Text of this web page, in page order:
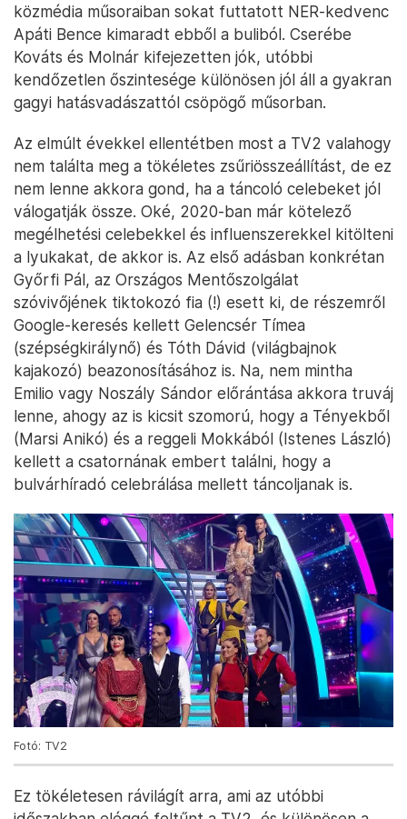
közmédia műsoraiban sokat futtatott NER-kedvenc
Apáti Bence kimaradt ebből a buliból. Cserébe
Kováts és Molnár kifejezetten jók, utóbbi
kendőzetlen őszintesége különösen jól áll a gyakran
gagyi hatásvadászattól csöpögő műsorban.
Az elmúlt évekkel ellentétben most a TV2 valahogy
nem találta meg a tökéletes zsűriösszeállítást, de ez
nem lenne akkora gond, ha a táncoló celebeket jól
válogatják össze. Oké, 2020-ban már kötelező
megélhetési celebekkel és influenszerekkel kitölteni
a lyukakat, de akkor is. Az első adásban konkrétan
Győrfi Pál, az Országos Mentőszolgálat
szóvivőjének tiktokozó fia (!) esett ki, de részemről
Google-keresés kellett Gelencsér Tímea
(szépségkirálynő) és Tóth Dávid (világbajnok
kajakozó) beazonosításához is. Na, nem mintha
Emilio vagy Noszály Sándor előrántása akkora truváj
lenne, ahogy az is kicsit szomorú, hogy a Tényekből
(Marsi Anikó) és a reggeli Mokkából (Istenes László)
kellett a csatornának embert találni, hogy a
bulvárhíradó celebrálása mellett táncoljanak is.
Fotó: TV2
Ez tökéletesen rávilágít arra, ami az utóbbi